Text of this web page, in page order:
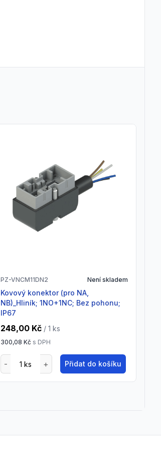
PZ-VNCM11DN2 Není skladem
Kovový konektor (pro NA,
NB)_Hliník; 1NO+1NC; Bez pohonu;
IP67
248,00 Kč / 1 ks
300,08 Kč s DPH
Přidat do košíku